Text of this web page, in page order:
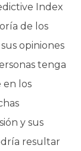
Index
de los
opiniones
tenga
en los
y sus
resultar